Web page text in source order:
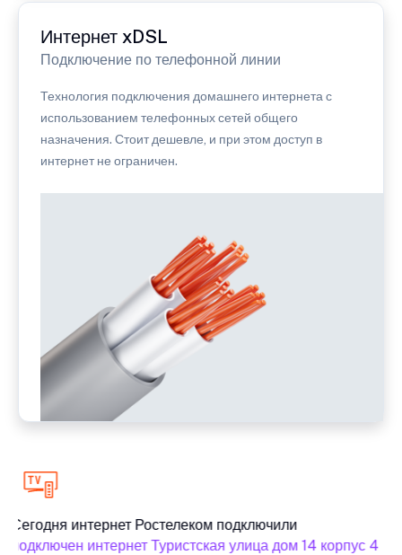
Интернет xDSL
Подключение по телефонной линии
Технология подключения домашнего интернета с
использованием телефонных сетей общего
назначения. Стоит дешевле, и при этом доступ в
интернет не ограничен.
Сегодня интернет Ростелеком подключили
подключен интернет Туристская улица дом 14 корпус 4